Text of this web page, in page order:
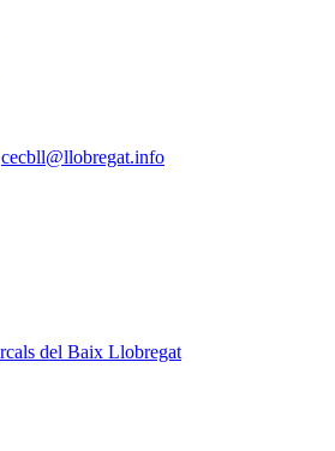
cecbll@llobregat.info